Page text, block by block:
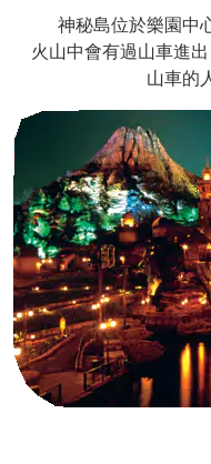
神秘島位於樂園中
火山中會有過山車進
山車的